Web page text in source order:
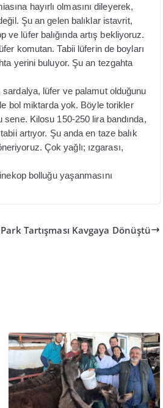
hayırlı olmasını dileyerek,
Şu an gelen balıklar istavrit,
lüfer balığında artış bekliyoruz.
komutan. Tabii lüferin de boyları
yerini buluyor. Şu an tezgahta
sardalya, lüfer ve palamut olduğunu
bol miktarda yok. Böyle torikler
Kilosu 150-250 lira bandında,
artıyor. Şu anda en taze balık
Çok yağlı; ızgarası,
bolluğu yaşanmasını
Park Tartışması Kavgaya Dönüştü